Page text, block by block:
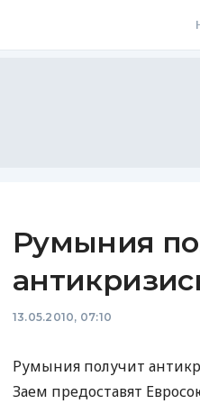
Румыния
13.05.2010, 07:10
Румыния получит
Заем предоставят